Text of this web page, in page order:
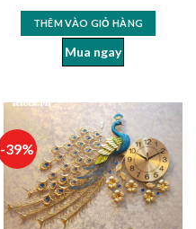
THÊM VÀO GIỎ HÀNG
Mua ngay
-39%